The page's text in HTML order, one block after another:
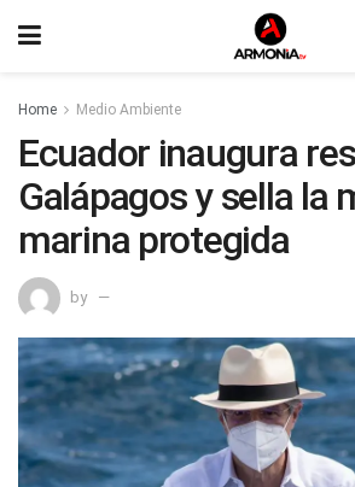
Home Medio Ambiente
Ecuador inaugura
Galápagos y sella la
marina protegida
by